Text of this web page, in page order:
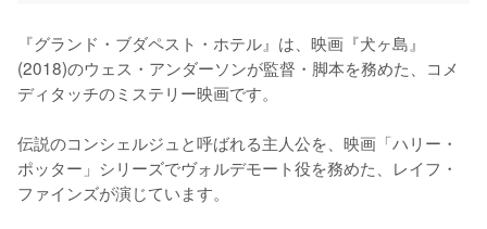
『グランド・ブダペスト・ホテル』は、映画『犬ヶ島』
(2018)のウェス・アンダーソンが監督・脚本を務めた、コメ
ディタッチのミステリー映画です。
伝説のコンシェルジュと呼ばれる主人公を、映画「ハリー・
ポッター」シリーズでヴォルデモート役を務めた、レイフ・
ファインズが演じています。